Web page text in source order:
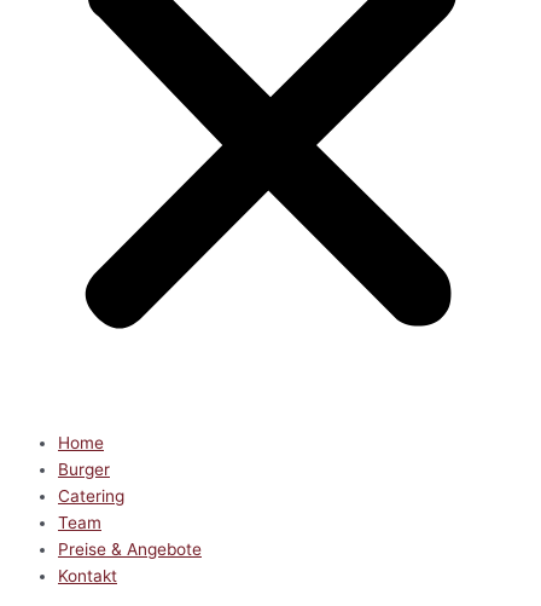
Home
Burger
Catering
Team
Preise & Angebote
Kontakt